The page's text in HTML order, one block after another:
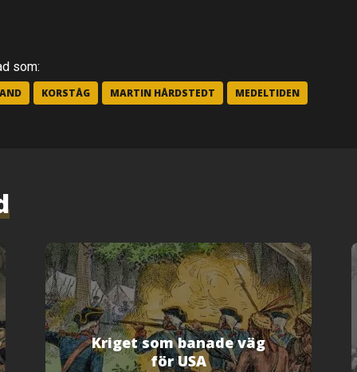
som:
KORSTÅG MARTIN HÅRDSTEDT MEDELTIDEN
Kriget som banade väg
för USA